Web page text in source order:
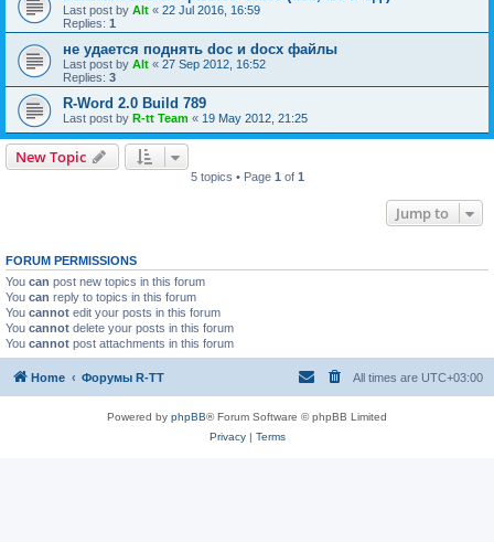
Last post by Alt « 22 Jul 2016, 16:59
Replies: 1
не удается поднять doc и docx файлы
Last post by Alt « 27 Sep 2012, 16:52
Replies: 3
R-Word 2.0 Build 789
Last post by R-tt Team « 19 May 2012, 21:25
New Topic
5 topics • Page 1 of 1
Jump to
FORUM PERMISSIONS
You can post new topics in this forum
You can reply to topics in this forum
You cannot edit your posts in this forum
You cannot delete your posts in this forum
You cannot post attachments in this forum
Home Форумы R-TT All times are UTC+03:00
Powered by phpBB® Forum Software © phpBB Limited
Privacy| Terms